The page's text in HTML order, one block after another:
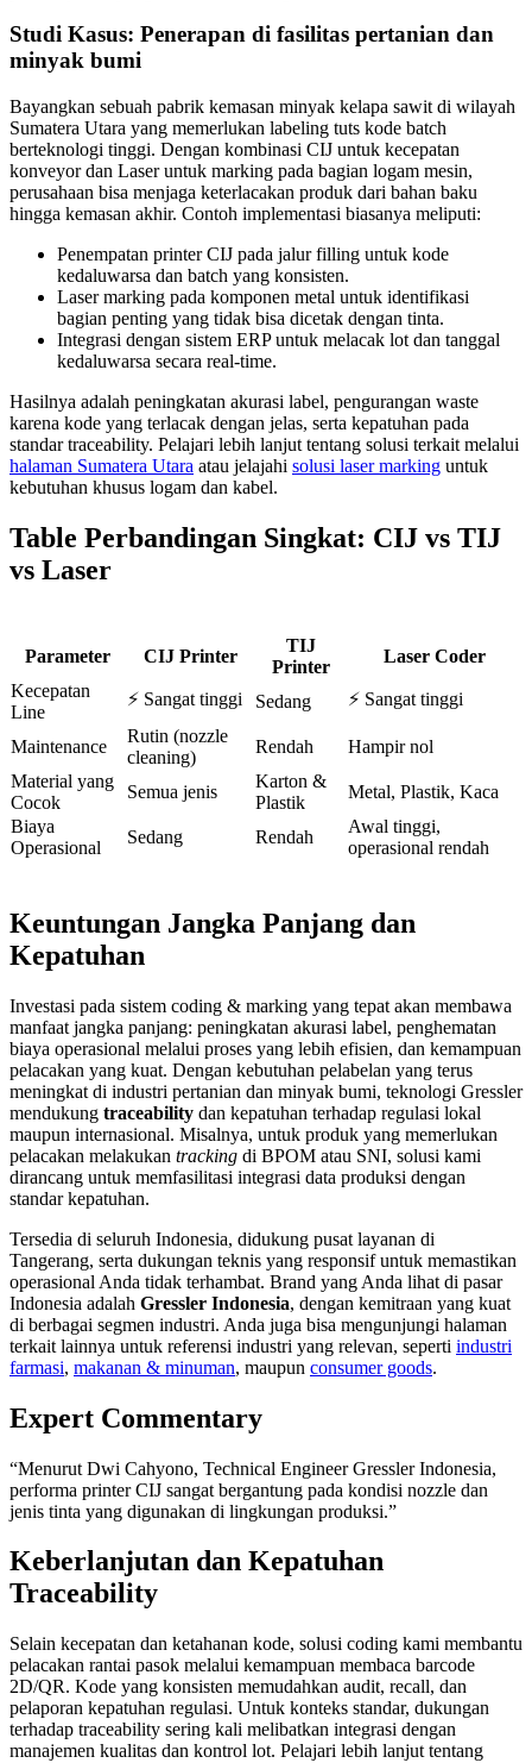
Studi Kasus: Penerapan di fasilitas pertanian dan
minyak bumi
Bayangkan sebuah pabrik kemasan minyak kelapa sawit di wilayah
Sumatera Utara yang memerlukan labeling tuts kode batch
berteknologi tinggi. Dengan kombinasi CIJ untuk kecepatan
konveyor dan Laser untuk marking pada bagian logam mesin,
perusahaan bisa menjaga keterlacakan produk dari bahan baku
hingga kemasan akhir. Contoh implementasi biasanya meliputi:
Penempatan printer CIJ pada jalur filling untuk kode
kedaluwarsa dan batch yang konsisten.
Laser marking pada komponen metal untuk identifikasi
bagian penting yang tidak bisa dicetak dengan tinta.
Integrasi dengan sistem ERP untuk melacak lot dan tanggal
kedaluwarsa secara real-time.
Hasilnya adalah peningkatan akurasi label, pengurangan waste
karena kode yang terlacak dengan jelas, serta kepatuhan pada
standar traceability. Pelajari lebih lanjut tentang solusi terkait melalui
halaman Sumatera Utara atau jelajahi solusi laser marking untuk
kebutuhan khusus logam dan kabel.
Table Perbandingan Singkat: CIJ vs TIJ
vs Laser
Parameter CIJ Printer
TIJ
Printer
Laser Coder
Kecepatan
Line
⚡ Sangat tinggi Sedang ⚡ Sangat tinggi
Maintenance
Rutin (nozzle
cleaning)
Rendah
Hampir nol
Material yang
Cocok
Semua jenis
Karton &
Plastik
Metal, Plastik, Kaca
Biaya
Operasional
Sedang Rendah
Awal tinggi,
operasional rendah
Keuntungan Jangka Panjang dan
Kepatuhan
Investasi pada sistem coding & marking yang tepat akan membawa
manfaat jangka panjang: peningkatan akurasi label, penghematan
biaya operasional melalui proses yang lebih efisien, dan kemampuan
pelacakan yang kuat. Dengan kebutuhan pelabelan yang terus
meningkat di industri pertanian dan minyak bumi, teknologi Gressler
mendukung traceability dan kepatuhan terhadap regulasi lokal
maupun internasional. Misalnya, untuk produk yang memerlukan
pelacakan melakukan tracking di BPOM atau SNI, solusi kami
dirancang untuk memfasilitasi integrasi data produksi dengan
standar kepatuhan.
Tersedia di seluruh Indonesia, didukung pusat layanan di
Tangerang, serta dukungan teknis yang responsif untuk memastikan
operasional Anda tidak terhambat. Brand yang Anda lihat di pasar
Indonesia adalah Gressler Indonesia, dengan kemitraan yang kuat
di berbagai segmen industri. Anda juga bisa mengunjungi halaman
terkait lainnya untuk referensi industri yang relevan, seperti industri
farmasi, makanan & minuman, maupun consumer goods.
Expert Commentary
“Menurut Dwi Cahyono, Technical Engineer Gressler Indonesia,
performa printer CIJ sangat bergantung pada kondisi nozzle dan
jenis tinta yang digunakan di lingkungan produksi.”
Keberlanjutan dan Kepatuhan
Traceability
Selain kecepatan dan ketahanan kode, solusi coding kami membantu
pelacakan rantai pasok melalui kemampuan membaca barcode
2D/QR. Kode yang konsisten memudahkan audit, recall, dan
pelaporan kepatuhan regulasi. Untuk konteks standar, dukungan
terhadap traceability sering kali melibatkan integrasi dengan
manajemen kualitas dan kontrol lot. Pelajari lebih lanjut tentang